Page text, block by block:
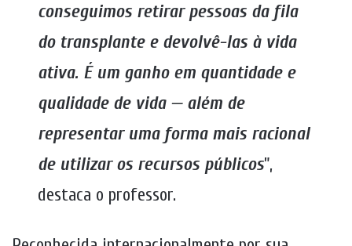
conseguimos retirar pessoas da fila
do transplante e devolvê-las à vida
ativa. É um ganho em quantidade e
qualidade de vida — além de
representar uma forma mais racional
de utilizar os recursos públicos”,
destaca o professor.